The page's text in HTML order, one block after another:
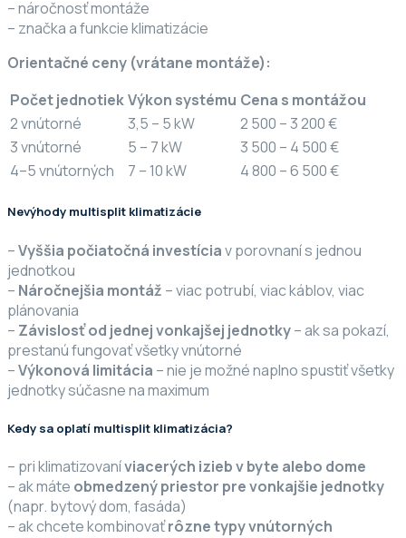
– náročnosť montáže
– značka a funkcie klimatizácie
Orientačné ceny (vrátane montáže):
Počet jednotiekVýkon systému Cena s montážou
2 vnútorné
3,5 – 5 kW
2 500 – 3 200 €
3 vnútorné
5 – 7 kW
3 500 – 4 500 €
4–5 vnútorných
7 – 10 kW 4 800 – 6 500 €
Nevýhody multisplit klimatizácie
–Vyššia počiatočná investíciav porovnaní s jednou
jednotkou
– Náročnejšia montáž – viac potrubí, viac káblov, viac
plánovania
– Závislosť od jednej vonkajšej jednotky– ak sa pokazí,
prestanú fungovať všetky vnútorné
–Výkonová limitácia – nie je možné naplno spustiť všetky
jednotky súčasne na maximum
Kedy sa oplatí multisplit klimatizácia?
– pri klimatizovaníviacerých izieb v byte alebo dome
– ak máte obmedzený priestor pre vonkajšie jednotky
(napr. bytový dom, fasáda)
– ak chcete kombinovaťrôzne typy vnútorných